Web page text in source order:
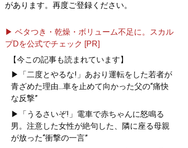
があります。再度ご登録ください。
▶ ベタつき・乾燥・ボリューム不足に。スカル
プDを公式でチェック [PR]
【今この記事も読まれています】
▶「二度とやるな!」あおり運転をした若者が
青ざめた理由...車を止めて向かった父の“痛快
な反撃”
▶「うるさいぞ!」電車で赤ちゃんに怒鳴る
男。注意した女性が絶句した、隣に座る母親
が放った“衝撃の一言”